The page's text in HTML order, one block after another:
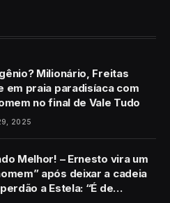
Milionário, Freitas
em praia paradisíaca com
no final de Vale Tudo
2025
Melhor! – Ernesto vira um
após deixar a cadeia
a Estela: “É de